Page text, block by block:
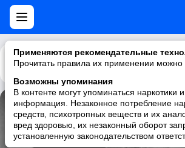
Применяются рекомендательные
Прочитать правила их применении можно
Возможны упоминания
В контенте могут упоминаться наркотики
информация. Незаконное потребление
средств, психотропных веществ и их
вред здоровью, их незаконный оборот
установленную законодательством
Каталог Рекомендации
Bybass by Birth
Sven van Hees